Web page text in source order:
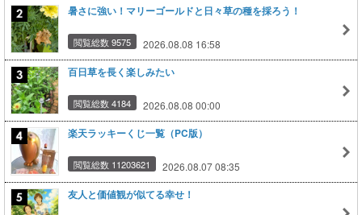
暑さに強い！マリーゴールドと日々草の種を採ろう！
閲覧総数 9575 2026.08.08 16:58
百日草を長く楽しみたい
閲覧総数 4184 2026.08.08 00:00
楽天ラッキーくじ一覧（PC版）
閲覧総数 11203621 2026.08.07 08:35
友人と価値観が似てる幸せ！